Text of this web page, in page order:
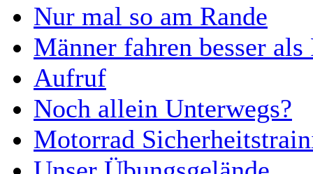
Nur mal so am Rande
Männer fahren besser als
Aufruf
Noch allein Unterwegs?
Motorrad